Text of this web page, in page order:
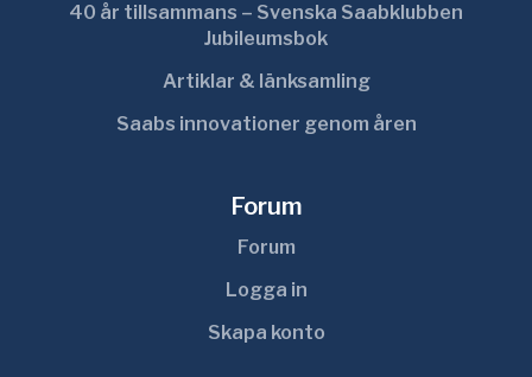
40 år tillsammans – Svenska Saabklubben
Jubileumsbok
Artiklar & länksamling
Saabs innovationer genom åren
Forum
Forum
Logga in
Skapa konto